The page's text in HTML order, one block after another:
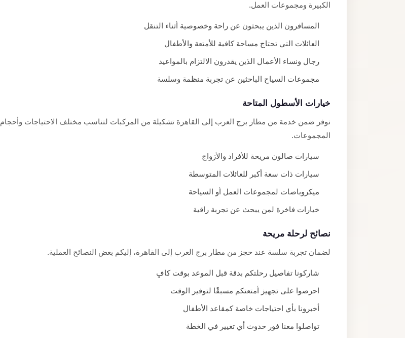
الكبيرة ومجموعات العمل.
المسافرون الذين يبحثون عن راحة وخصوصية أثناء التنقل
العائلات التي تحتاج مساحة كافية للأمتعة والأطفال
رجال ونساء الأعمال الذين يقدرون الالتزام بالمواعيد
مجموعات السياح الباحثين عن تجربة منظمة وسلسة
خيارات الأسطول المتاحة
نوفر ضمن خدمة من مطار برج العرب إلى القاهرة تشكيلة من المركبات لتناسب مختلف الاحتياجات وأحجام
المجموعات.
سيارات صالون مريحة للأفراد والأزواج
سيارات ذات سعة أكبر للعائلات المتوسطة
ميكروباصات لمجموعات العمل أو السياحة
خيارات فاخرة لمن يبحث عن تجربة راقية
نصائح لرحلة مريحة
لضمان تجربة سلسة عند حجز من مطار برج العرب إلى القاهرة، إليكم بعض النصائح العملية.
شاركونا تفاصيل رحلتكم بدقة قبل الموعد بوقت كافٍ
احرصوا على تجهيز أمتعتكم مسبقًا لتوفير الوقت
أخبرونا بأي احتياجات خاصة كمقاعد الأطفال
تواصلوا معنا فور حدوث أي تغيير في الخطة